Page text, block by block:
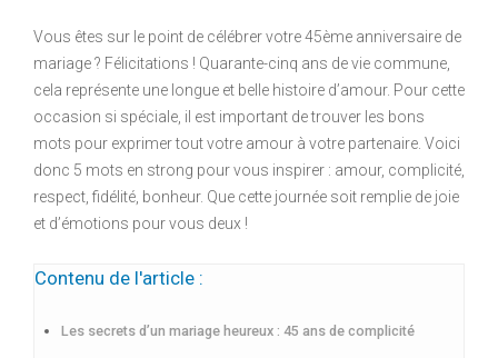
Vous êtes sur le point de célébrer votre 45ème anniversaire de
mariage ? Félicitations ! Quarante-cinq ans de vie commune,
cela représente une longue et belle histoire d’amour. Pour cette
occasion si spéciale, il est important de trouver les bons
mots pour exprimer tout votre amour à votre partenaire. Voici
donc 5 mots en strong pour vous inspirer : amour, complicité,
respect, fidélité, bonheur. Que cette journée soit remplie de joie
et d’émotions pour vous deux !
Contenu de l'article :
Les secrets d’un mariage heureux : 45 ans de complicité